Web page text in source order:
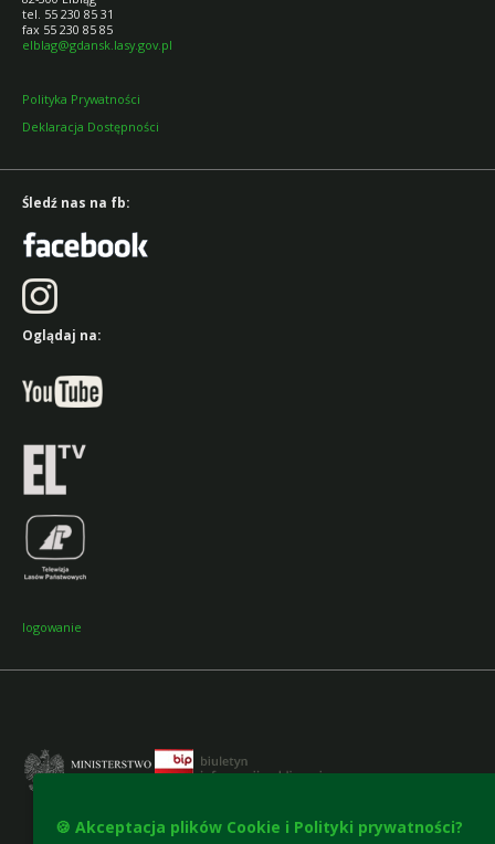
tel. 55 230 85 31
fax 55 230 85 85
elblag@gdansk.lasy.gov.pl
Polityka Prywatności
Deklaracja Dostępności
Śledź nas na fb:
Oglądaj na:
logowanie
🍪 Akceptacja plików Cookie i Polityki prywatności?